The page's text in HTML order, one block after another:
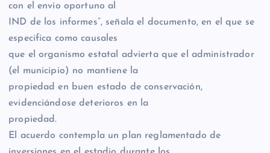
con el envío oportuno al
IND de los informes”, señala el documento, en el que se
especifica como causales
que el organismo estatal advierta que el administrador
(el municipio) no mantiene la
propiedad en buen estado de conservación,
evidenciándose deterioros en la
propiedad.
El acuerdo contempla un plan reglamentado de